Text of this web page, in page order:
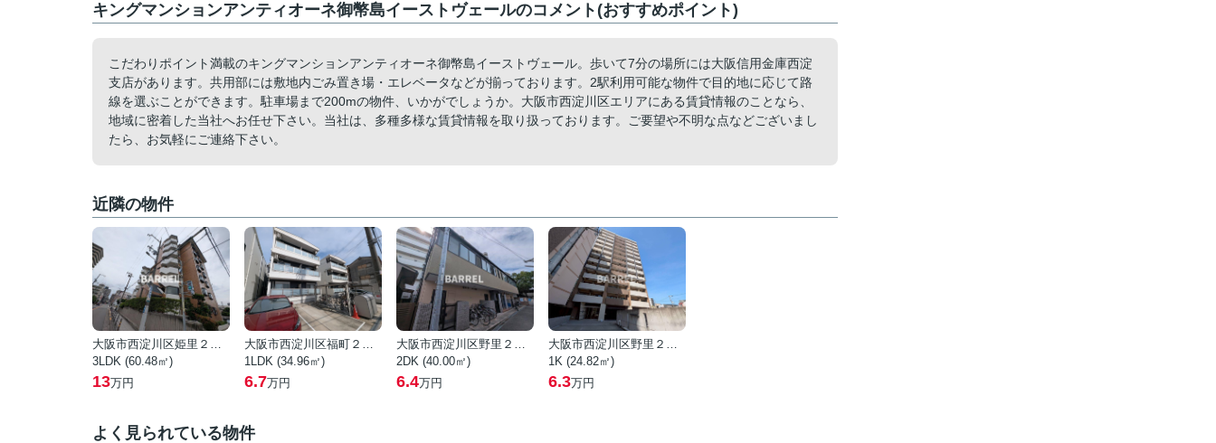
キングマンションアンティオーネ御幣島イーストヴェールのコメント(おすすめポイント)
こだわりポイント満載のキングマンションアンティオーネ御幣島イーストヴェール。歩いて7分の場所には大阪信用金庫西淀
支店があります。共用部には敷地内ごみ置き場・エレベータなどが揃っております。2駅利用可能な物件で目的地に応じて路
線を選ぶことができます。駐車場まで200mの物件、いかがでしょうか。大阪市西淀川区エリアにある賃貸情報のことなら、
地域に密着した当社へお任せ下さい。当社は、多種多様な賃貸情報を取り扱っております。ご要望や不明な点などございまし
たら、お気軽にご連絡下さい。
近隣の物件
大阪市西淀川区姫里２丁目
3LDK (60.48㎡)
13万円
大阪市西淀川区福町２丁目
1LDK (34.96㎡)
6.7万円
大阪市西淀川区野里２丁目
2DK (40.00㎡)
6.4万円
大阪市西淀川区野里２丁目
1K (24.82㎡)
6.3万円
よく見られている物件